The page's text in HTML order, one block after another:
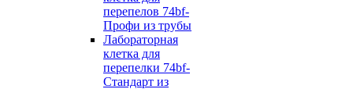
перепелов 74bf-
Профи из трубы
Лабораторная
клетка для
перепелки 74bf-
Стандарт из